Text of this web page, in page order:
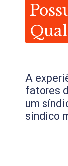
A
fatores
um
síndico